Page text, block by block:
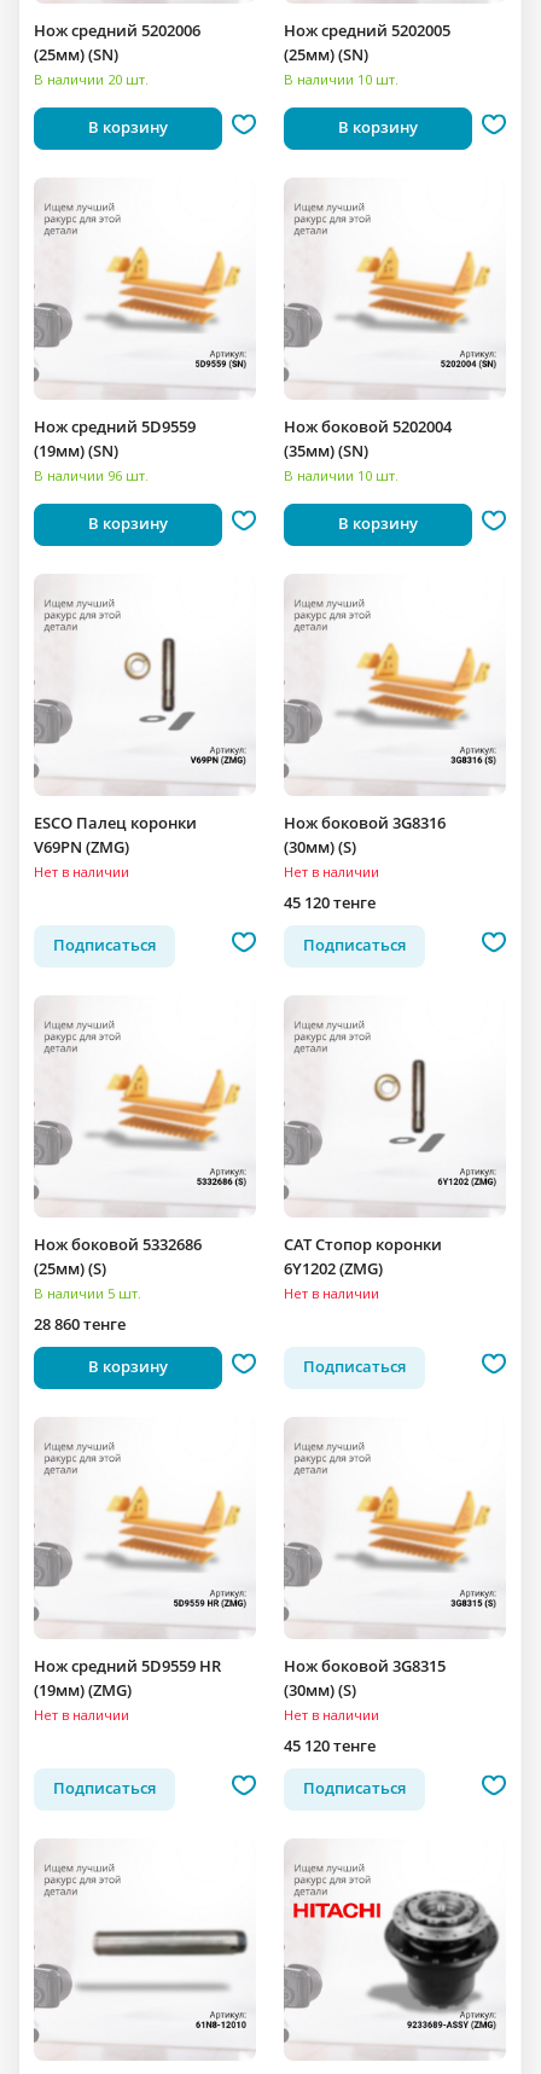
Нож средний 5202006
(25мм) (SN)
В наличии 20 шт.
В корзину
Нож средний 5202005
(25мм) (SN)
В наличии 10 шт.
В корзину
Нож средний 5D9559
(19мм) (SN)
В наличии 96 шт.
В корзину
Нож боковой 5202004
(35мм) (SN)
В наличии 10 шт.
В корзину
ESCO Палец коронки
V69PN (ZMG)
Нет в наличии
Подписаться
Нож боковой 3G8316
(30мм) (S)
Нет в наличии
45 120 тенге
Подписаться
Нож боковой 5332686
(25мм) (S)
В наличии 5 шт.
28 860 тенге
В корзину
CAT Стопор коронки
6Y1202 (ZMG)
Нет в наличии
Подписаться
Нож средний 5D9559 HR
(19мм) (ZMG)
Нет в наличии
Подписаться
Нож боковой 3G8315
(30мм) (S)
Нет в наличии
45 120 тенге
Подписаться